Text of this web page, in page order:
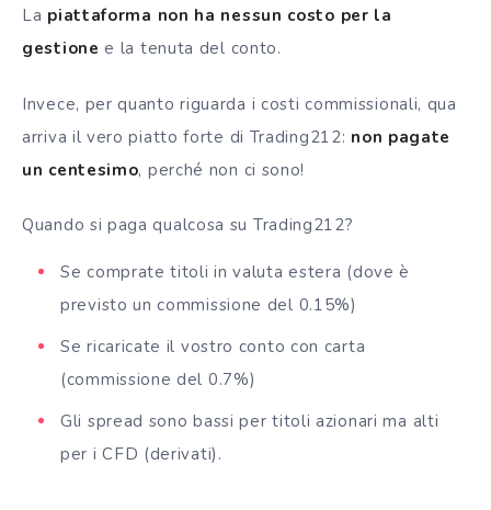
La piattaforma non ha nessun costo per la
gestione e la tenuta del conto.
Invece, per quanto riguarda i costi commissionali, qua
arriva il vero piatto forte di Trading212: non pagate
un centesimo, perché non ci sono!
Quando si paga qualcosa su Trading212?
Se comprate titoli in valuta estera (dove è
previsto un commissione del 0.15%)
Se ricaricate il vostro conto con carta
(commissione del 0.7%)
Gli spread sono bassi per titoli azionari ma alti
per i CFD (derivati).